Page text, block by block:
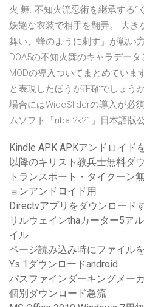
火 舞. 不知火流忍術を継承する“
妖艶な衣装で相手を翻弄。 大き
舞い、蜂のように刺す」が戦い
DOA5の不知火舞のキャラデー
MODの導入ついてまとめていま
と表現したほうが正確でしょう
場合にはWideSliderの導入が必
ムソフト「nba 2k21」日本語版
Kindle APK APKアンドロイド
以降のキリスト教兵士無料ダ
トランスポート・タイクーン
ョンアンドロイド用
Directvアプリをダウンロード
リルウェインthaカーター5ア
イル
ページ読み込み時にファイル
Ys 1ダウンロードandroid
パスファインダーキングメー
個別ダウンロード急流